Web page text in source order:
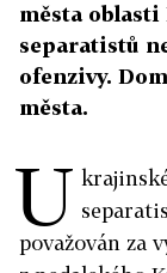
města oblasti
separatistů
ofenzivy.
města.
U
považován za